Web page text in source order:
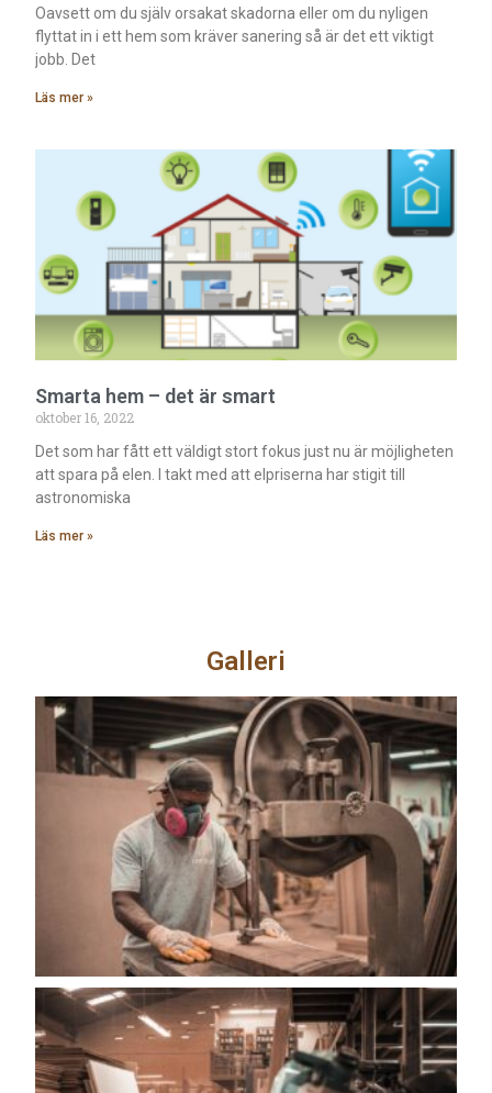
Oavsett om du själv orsakat skadorna eller om du nyligen
flyttat in i ett hem som kräver sanering så är det ett viktigt
jobb. Det
Läs mer »
Smarta hem – det är smart
oktober 16, 2022
Det som har fått ett väldigt stort fokus just nu är möjligheten
att spara på elen. I takt med att elpriserna har stigit till
astronomiska
Läs mer »
Galleri